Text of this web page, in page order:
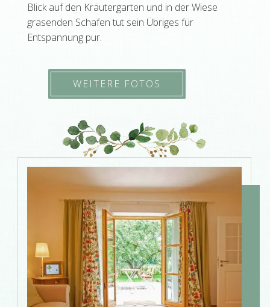
Blick auf den Kräutergarten und in der Wiese
grasenden Schafen tut sein Übriges für
Entspannung pur.
WEITERE FOTOS